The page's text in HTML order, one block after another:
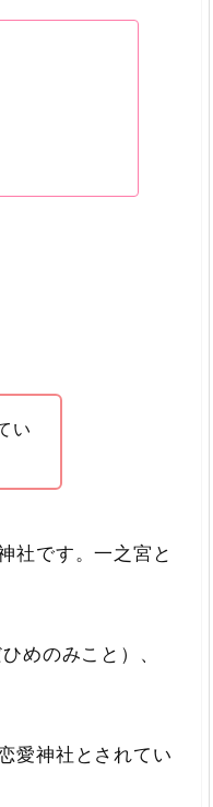
い
社です。一之宮と
めのみこと）、
愛神社とされてい